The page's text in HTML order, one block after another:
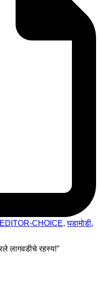
EDITOR-CHOICE,घडामोडी,